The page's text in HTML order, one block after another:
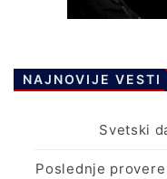
NAJNOVIJE VESTI
Svetski
Poslednje provere